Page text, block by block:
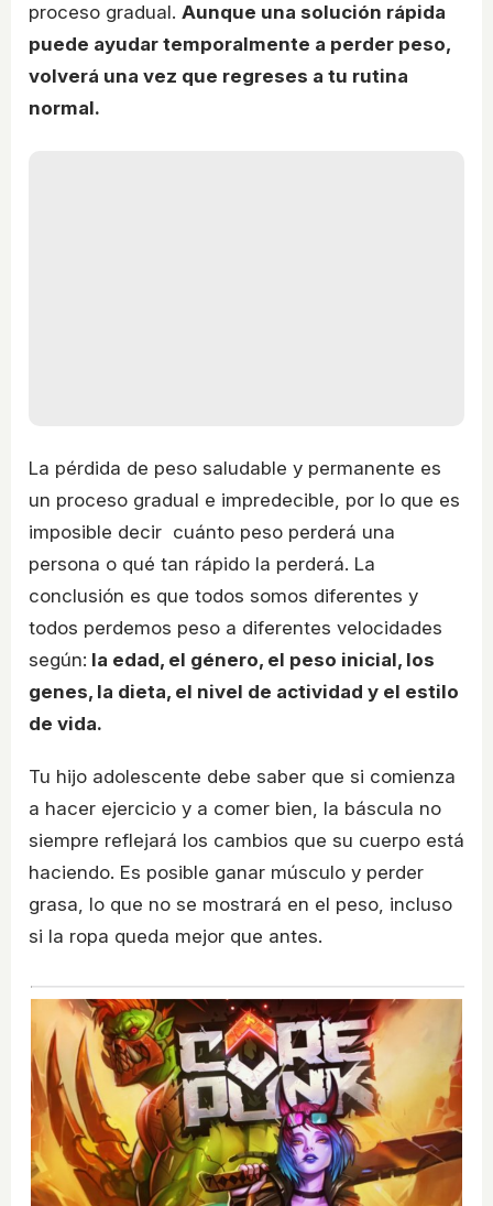
proceso gradual. Aunque una solución rápida
puede ayudar temporalmente a perder peso,
volverá una vez que regreses a tu rutina
normal.
La pérdida de peso saludable y permanente es
un proceso gradual e impredecible, por lo que es
imposible decir cuánto peso perderá una
persona o qué tan rápido la perderá. La
conclusión es que todos somos diferentes y
todos perdemos peso a diferentes velocidades
según: la edad, el género, el peso inicial, los
genes, la dieta, el nivel de actividad y el estilo
de vida.
Tu hijo adolescente debe saber que si comienza
a hacer ejercicio y a comer bien, la báscula no
siempre reflejará los cambios que su cuerpo está
haciendo. Es posible ganar músculo y perder
grasa, lo que no se mostrará en el peso, incluso
si la ropa queda mejor que antes.